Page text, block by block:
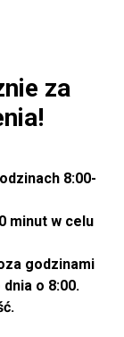
za
8:00-
minut w celu
godzinami
o 8:00.